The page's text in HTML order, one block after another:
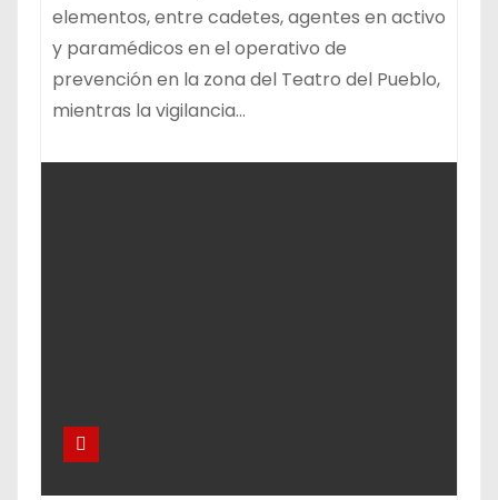
elementos, entre cadetes, agentes en activo
y paramédicos en el operativo de
prevención en la zona del Teatro del Pueblo,
mientras la vigilancia…